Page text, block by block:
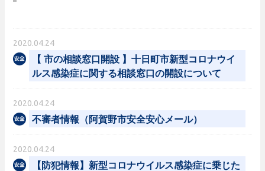
2020.04.24
【 市の相談窓口開設 】十日町市新型コロナウイ
ルス感染症に関する相談窓口の開設について
2020.04.24
不審者情報（阿賀野市安全安心メール）
2020.04.24
【防犯情報】新型コロナウイルス感染症に乗じた